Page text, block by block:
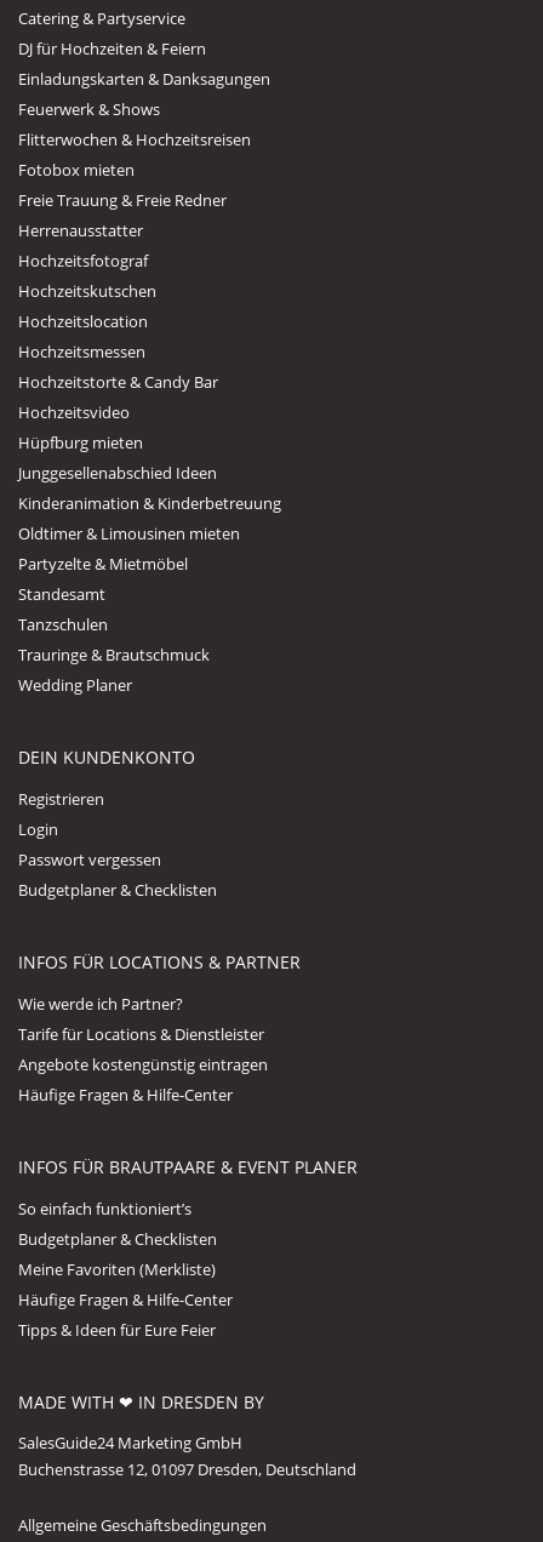
Catering & Partyservice
DJ für Hochzeiten & Feiern
Einladungskarten & Danksagungen
Feuerwerk & Shows
Flitterwochen & Hochzeitsreisen
Fotobox mieten
Freie Trauung & Freie Redner
Herrenausstatter
Hochzeitsfotograf
Hochzeitskutschen
Hochzeitslocation
Hochzeitsmessen
Hochzeitstorte & Candy Bar
Hochzeitsvideo
Hüpfburg mieten
Junggesellenabschied Ideen
Kinderanimation & Kinderbetreuung
Oldtimer & Limousinen mieten
Partyzelte & Mietmöbel
Standesamt
Tanzschulen
Trauringe & Brautschmuck
Wedding Planer
DEIN KUNDENKONTO
Registrieren
Login
Passwort vergessen
Budgetplaner & Checklisten
INFOS FÜR LOCATIONS & PARTNER
Wie werde ich Partner?
Tarife für Locations & Dienstleister
Angebote kostengünstig eintragen
Häufige Fragen & Hilfe-Center
INFOS FÜR BRAUTPAARE & EVENT PLANER
So einfach funktioniert’s
Budgetplaner & Checklisten
Meine Favoriten (Merkliste)
Häufige Fragen & Hilfe-Center
Tipps & Ideen für Eure Feier
MADE WITH ❤ IN DRESDEN BY
SalesGuide24 Marketing GmbH
Buchenstrasse 12, 01097 Dresden, Deutschland
Allgemeine Geschäftsbedingungen